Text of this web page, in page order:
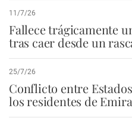
11/7/26
Fallece trágicamente
tras caer desde un
25/7/26
Conflicto entre
los residentes de